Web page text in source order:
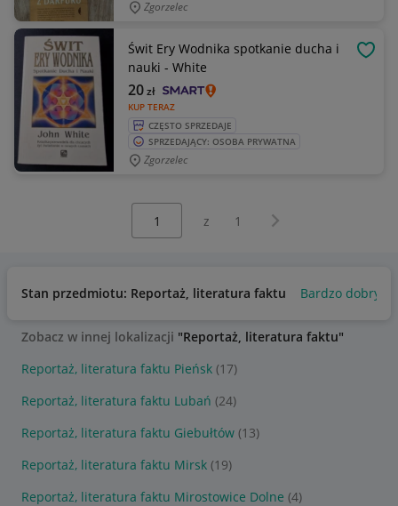
Zgorzelec
Świt Ery Wodnika spotkanie ducha i
nauki - White
KUP TERAZ
20zł
CZĘSTO SPRZEDAJE
SPRZEDAJĄCY: OSOBA PRYWATNA
Zgorzelec
z 1 Następna strona
Stan przedmiotu: Reportaż, literatura faktu Bardzo dobry
Zobacz w innej lokalizacji "Reportaż, literatura faktu"
Reportaż, literatura faktu Pieńsk (17)
Reportaż, literatura faktu Lubań (24)
Reportaż, literatura faktu Giebułtów (13)
Reportaż, literatura faktu Mirsk (19)
Reportaż, literatura faktu Mirostowice Dolne (4)